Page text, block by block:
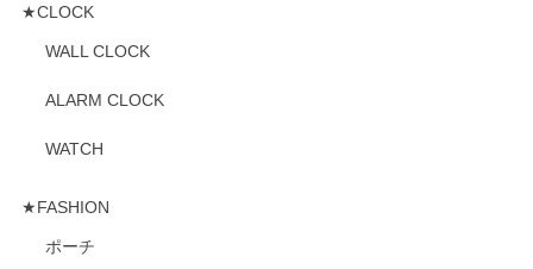
★CLOCK
WALL CLOCK
ALARM CLOCK
WATCH
★FASHION
ポーチ